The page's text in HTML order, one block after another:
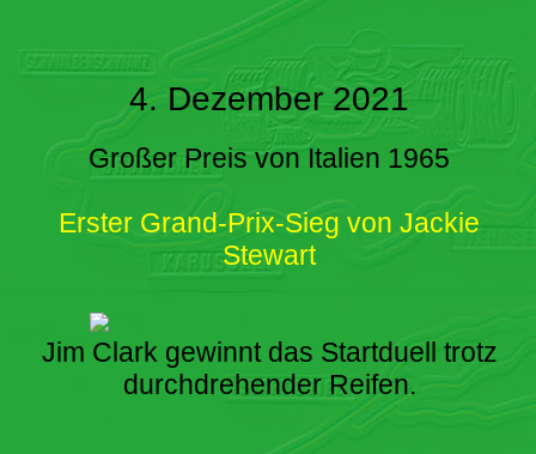
4. Dezember 2021
Großer Preis von Italien 1965
Erster Grand-Prix-Sieg von Jackie
Stewart
Jim Clark gewinnt das Startduell trotz
durchdrehender Reifen.